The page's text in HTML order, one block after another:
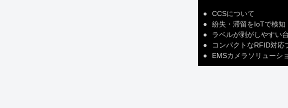
●
CCSについて
●
紛失・滞留をIoTで検知
●
ラベルが剥がしやすい
●
コンパクトなRFID対応
●
EMSカメラソリューシ